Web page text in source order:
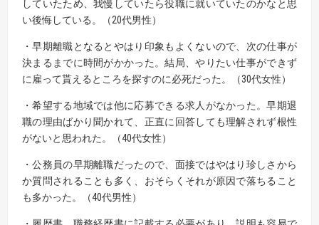
していたため、我慢していたら役職に就いていたのかなと思
い後悔している。（20代男性）
・早期離職となるとやはり印象もよくないので、次の仕事が
決まるまでに時間がかかった。結局、やりたい仕事ができず
に雇って貰えるところを探すのに必死だった。（30代女性）
・希望する地域では他に応募できる求人がなかった。早期退
職の理由ばかり聞かれて、正直に回答しても理解されず根性
がないと思われた。（40代女性）
・公務員の早期離職だったので、面接ではやはり珍しさから
か質問されることも多く、おそらくそれが原因で落ちること
も多かった。（40代男性）